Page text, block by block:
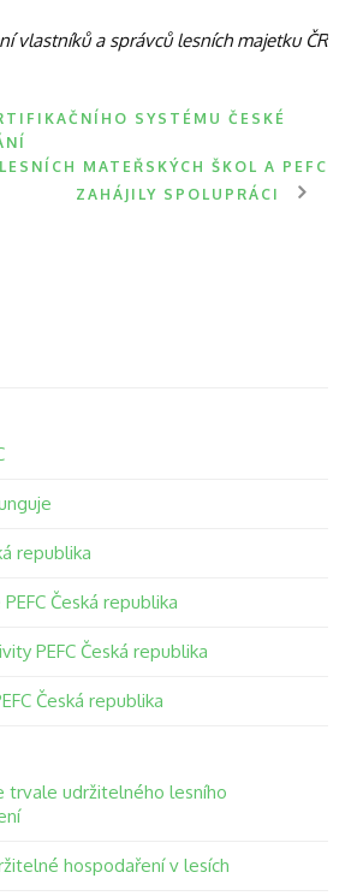
vlastníků a správců lesních majetku ČR
SYSTÉMU ČESKÉ
MATEŘSKÝCH ŠKOL A PEFC
ZAHÁJILY SPOLUPRÁCI
republika
Česká republika
PEFC Česká republika
Česká republika
trvale udržitelného lesního
hospodaření v lesích